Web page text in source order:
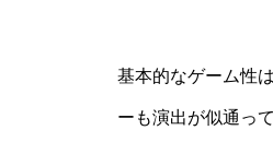
基本的なゲーム性
ーも演出が似通っ